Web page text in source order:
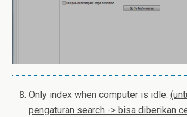
Only index when computer is idle.
pengaturan search -> bisa diberikan